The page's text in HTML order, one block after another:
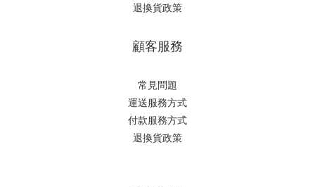
退換貨政策
顧客服務
常見問題
運送服務方式
付款服務方式
退換貨政策